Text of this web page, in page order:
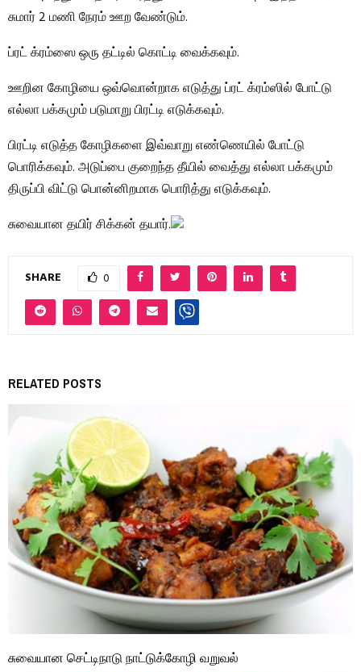
சுமார் 2 மணி நேரம் ஊற வேண்டும்.
ப்ரட் க்ரம்ஸை ஒரு தட்டில் கொட்டி வைக்கவும்.
ஊறின கோழியை ஒவ்வொன்றாக எடுத்து ப்ரட் க்ரம்ஸில் போட்டு
எல்லா பக்கமும் படுமாறு பிரட்டி எடுக்கவும்.
பிரட்டி எடுத்த கோழிகளை இவ்வாறு எண்ணெயில் போட்டு
பொரிக்கவும். அடுப்பை குறைந்த தீயில் வைத்து எல்லா பக்கமும்
திருப்பி விட்டு பொன்னிறமாக பொரித்து எடுக்கவும்.
சுவையான தயிர் சிக்கன் தயார்.
SHARE 0
RELATED POSTS
சுவையான செட்டிநாடு நாட்டுக்கோழி வறுவல்